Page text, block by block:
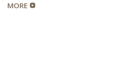
MORE